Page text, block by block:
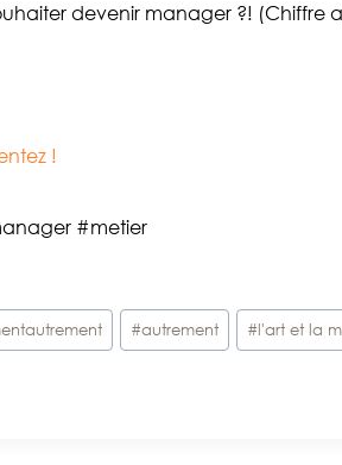
devenir manager ?! (Chiffre
!
#metier
#autrement #l'art et la